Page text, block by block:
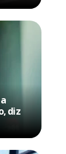
diz